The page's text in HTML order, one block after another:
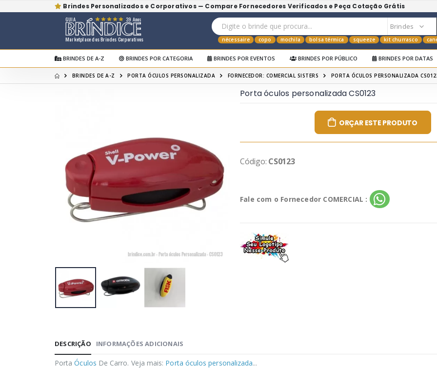
Brindes Personalizados e Corporativos — Compare Fornecedores Verificados e Peça Cotação Grátis
Marketplace dos Brindes Corporativos
GUIA 39 Anos
nécessaire copo mochila bolsa térmica squeeze kit churrasco
BRINDES DE A-Z BRINDES POR CATEGORIA BRINDES POR EVENTOS BRINDES POR PÚBLICO BRINDES POR DATAS
BRINDES DE A-Z PORTA ÓCULOS PERSONALIZADA FORNECEDOR: COMERCIAL SISTERS PORTA ÓCULOS PERSONALIZADA
Porta óculos personalizada CS0123
ORÇAR ESTE PRODUTO
Código: CS0123
Fale com o Fornecedor COMERCIAL :
DESCRIÇÃO INFORMAÇÕES ADICIONAIS
PortaÓculos De Carro. Veja mais: Porta óculos personalizada...